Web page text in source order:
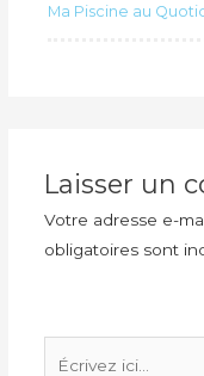
Ma Piscine au
Laisser un
Votre adresse e-
obligatoires sont